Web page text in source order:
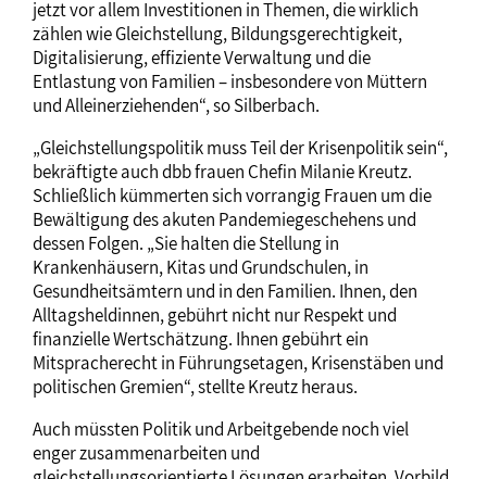
jetzt vor allem Investitionen in Themen, die wirklich
zählen wie Gleichstellung, Bildungsgerechtigkeit,
Digitalisierung, effiziente Verwaltung und die
Entlastung von Familien – insbesondere von Müttern
und Alleinerziehenden“, so Silberbach.
„Gleichstellungspolitik muss Teil der Krisenpolitik sein“,
bekräftigte auch dbb frauen Chefin Milanie Kreutz.
Schließlich kümmerten sich vorrangig Frauen um die
Bewältigung des akuten Pandemiegeschehens und
dessen Folgen. „Sie halten die Stellung in
Krankenhäusern, Kitas und Grundschulen, in
Gesundheitsämtern und in den Familien. Ihnen, den
Alltagsheldinnen, gebührt nicht nur Respekt und
finanzielle Wertschätzung. Ihnen gebührt ein
Mitspracherecht in Führungsetagen, Krisenstäben und
politischen Gremien“, stellte Kreutz heraus.
Auch müssten Politik und Arbeitgebende noch viel
enger zusammenarbeiten und